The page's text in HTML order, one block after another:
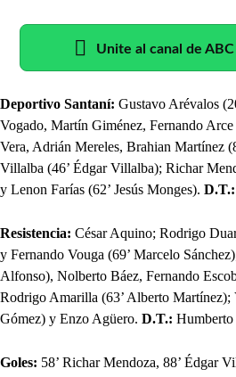
Unite al canal de
Deportivo Santaní: Gustavo Arévalos
Vogado, Martín Giménez, Fernando
Vera, Adrián Mereles, Brahian Martínez
Villalba (46’ Édgar Villalba); Richar
y Lenon Farías (62’ Jesús Monges). D.T.:
Resistencia: César Aquino; Rodrigo
y Fernando Vouga (69’ Marcelo
Alfonso), Nolberto Báez, Fernando
Rodrigo Amarilla (63’ Alberto Martínez);
Gómez) y Enzo Agüero. D.T.: Humberto
Goles: 58’ Richar Mendoza, 88’ Édgar